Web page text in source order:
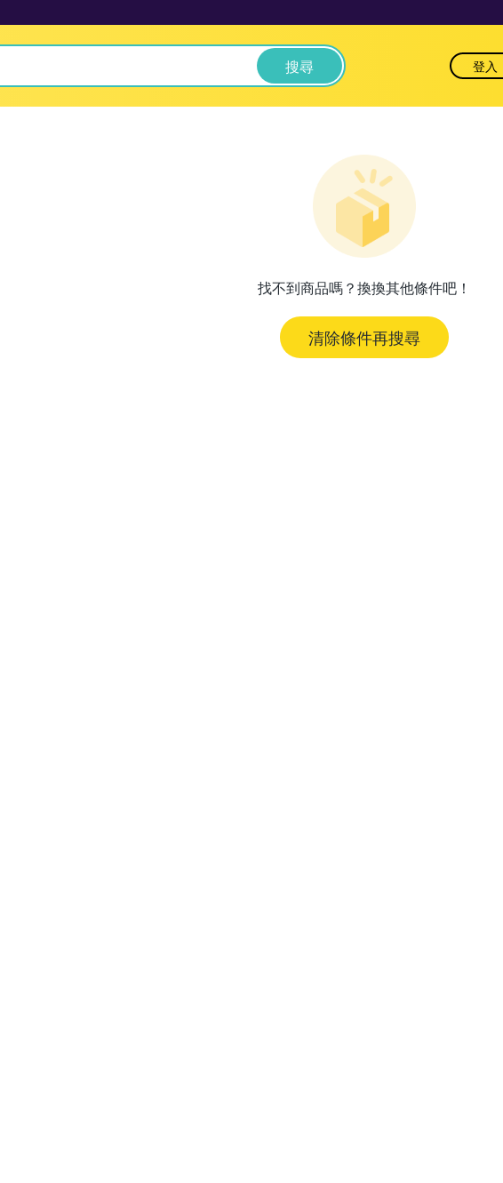
搜尋 登入
找不到商品嗎？換換其他條件吧！
清除條件再搜尋